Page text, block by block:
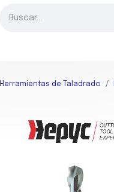
Herramientas de Taladrado